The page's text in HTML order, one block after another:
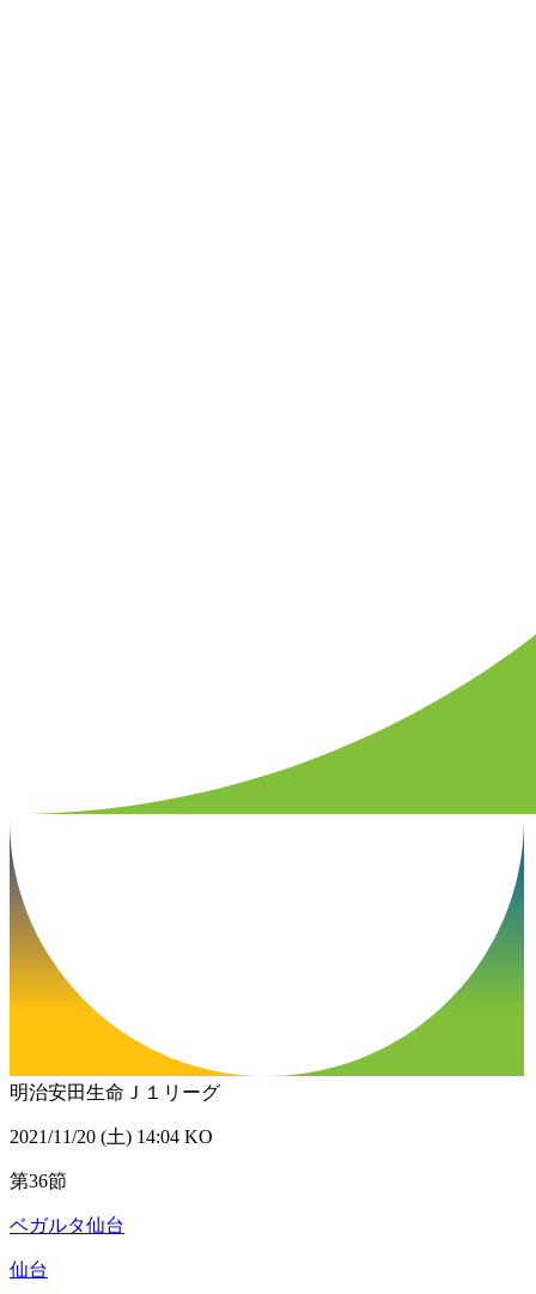
明治安田生命Ｊ１リーグ
2021/11/20 (土) 14:04 KO
第36節
ベガルタ仙台
仙台